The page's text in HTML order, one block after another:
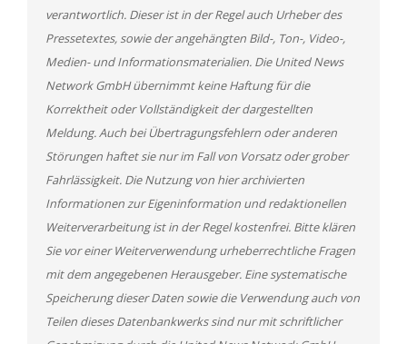
verantwortlich. Dieser ist in der Regel auch Urheber des
Pressetextes, sowie der angehängten Bild-, Ton-, Video-,
Medien- und Informationsmaterialien. Die United News
Network GmbH übernimmt keine Haftung für die
Korrektheit oder Vollständigkeit der dargestellten
Meldung. Auch bei Übertragungsfehlern oder anderen
Störungen haftet sie nur im Fall von Vorsatz oder grober
Fahrlässigkeit. Die Nutzung von hier archivierten
Informationen zur Eigeninformation und redaktionellen
Weiterverarbeitung ist in der Regel kostenfrei. Bitte klären
Sie vor einer Weiterverwendung urheberrechtliche Fragen
mit dem angegebenen Herausgeber. Eine systematische
Speicherung dieser Daten sowie die Verwendung auch von
Teilen dieses Datenbankwerks sind nur mit schriftlicher